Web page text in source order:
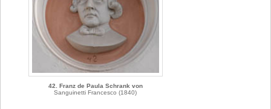
42. Franz de Paula Schrank von
Sanguinetti Francesco (1840)